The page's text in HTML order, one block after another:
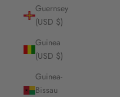
Guernsey
(USD $)
Guinea
(USD $)
Guinea-
Bissau